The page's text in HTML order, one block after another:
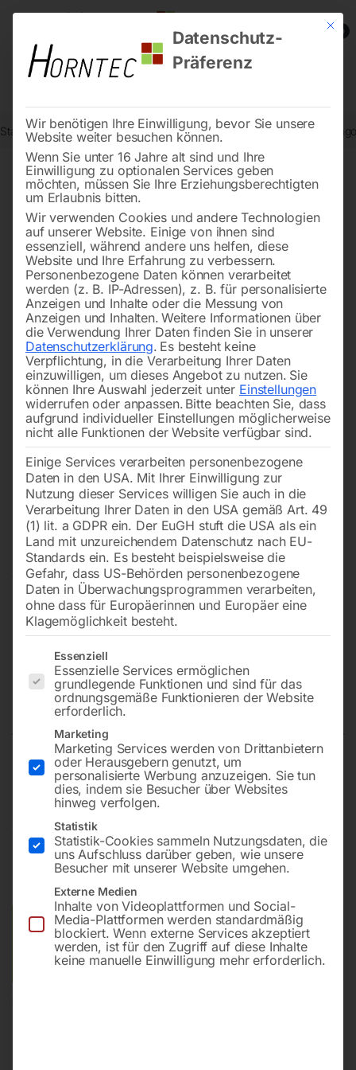
0
Start Stadtmobiliar Fahrradständer Fahrrad Parker B2Minck
Fahrrad Parker B2Minck diagonal
500mm
Komfort für Fahrrad und Radfahrer!
240,00
inkl. MwSt. zzgl.Versandkosten
Lieferzeit:
ca. 5 - 10 Werktage
Versandkosten Standard (Österreich):€15,00
Bitte beachten Sie: Die Versandkosten gelten für Österreich.
Andere Länder können abweichen.
Mit
Datenschutz-
Präferenz
Wir benötigen Ihre Einwilligung, bevor Sie unsere
Website weiter besuchen können.
Wenn Sie unter 16 Jahre alt sind und Ihre
Einwilligung zu optionalen Services geben
möchten, müssen Sie Ihre Erziehungsberechtigten
um Erlaubnis bitten.
Wir verwenden Cookies und andere Technologien
auf unserer Website. Einige von ihnen sind
essenziell, während andere uns helfen, diese
Website und Ihre Erfahrung zu verbessern.
Personenbezogene Daten können verarbeitet
werden (z. B. IP-Adressen), z. B. für personalisierte
Anzeigen und Inhalte oder die Messung von
Anzeigen und Inhalten. Weitere Informationen über
die Verwendung Ihrer Daten finden Sie in unserer
Datenschutzerklärung. Es besteht keine
Verpflichtung, in die Verarbeitung Ihrer Daten
einzuwilligen, um dieses Angebot zu nutzen. Sie
können Ihre Auswahl jederzeit unter Einstellungen
widerrufen oder anpassen. Bitte beachten Sie, dass
aufgrund individueller Einstellungen möglicherweise
nicht alle Funktionen der Website verfügbar sind.
Einige Services verarbeiten personenbezogene
Daten in den USA. Mit Ihrer Einwilligung zur
Nutzung dieser Services willigen Sie auch in die
Verarbeitung Ihrer Daten in den USA gemäß Art. 49
(1) lit. a GDPR ein. Der EuGH stuft die USA als ein
Land mit unzureichendem Datenschutz nach EU-
Standards ein. Es besteht beispielsweise die
Gefahr, dass US-Behörden personenbezogene
Daten in Überwachungsprogrammen verarbeiten,
ohne dass für Europäerinnen und Europäer eine
Klagemöglichkeit besteht.
Es folgt eine Liste der Service-Gruppen, für die eine
Essenziell
Essenzielle Services ermöglichen
grundlegende Funktionen und sind für das
ordnungsgemäße Funktionieren der Website
erforderlich.
Marketing
Marketing Services werden von Drittanbietern
oder Herausgebern genutzt, um
personalisierte Werbung anzuzeigen. Sie tun
dies, indem sie Besucher über Websites
hinweg verfolgen.
Statistik
Statistik-Cookies sammeln Nutzungsdaten, die
uns Aufschluss darüber geben, wie unsere
Besucher mit unserer Website umgehen.
Externe Medien
Inhalte von Videoplattformen und Social-
Media-Plattformen werden standardmäßig
blockiert. Wenn externe Services akzeptiert
werden, ist für den Zugriff auf diese Inhalte
keine manuelle Einwilligung mehr erforderlich.